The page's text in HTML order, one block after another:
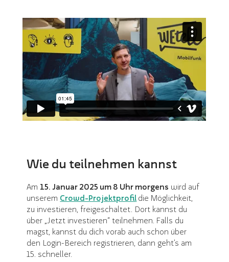
Wie du teilnehmen kannst
Am 15. Januar 2025 um 8 Uhr morgens wird auf
unserem Crowd-Projektprofil die Möglichkeit,
zu investieren, freigeschaltet. Dort kannst du
über „Jetzt investieren“ teilnehmen. Falls du
magst, kannst du dich vorab auch schon über
den Login-Bereich registrieren, dann geht’s am
15. schneller.